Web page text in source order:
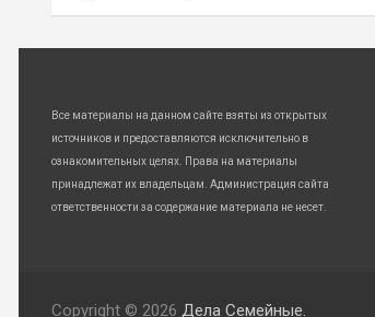
Все материалы на данном сайте взяты из открытых
источников и предоставляются исключительно в
ознакомительных целях. Права на материалы
принадлежат их владельцам. Администрация сайта
ответственности за содержание материала не несет.
Copyright © 2026 Дела Семейные.